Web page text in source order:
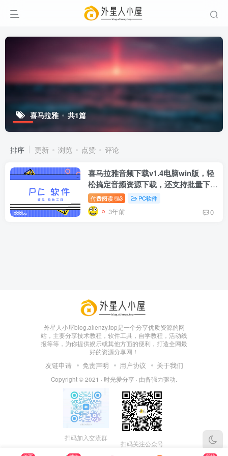
小苹果影视
v1.0.9电视盒
子破解版下
载，继续免费
白嫖直播和点
付费阅读 3 盒子应用
3年前 2
梅林iptv+5.2.0
电视直播软件
下载，啥频道
分类都有哦！
密码24680！
付费阅读 3 盒子应用
3年前 1
ITV源3/12
喜马拉雅 共1篇
排序 更新 浏览 点赞 评论
喜马拉雅音频下载v1.4电脑win版，轻
松搞定音频资源下载，还支持批量下
载！
付费阅读 3 PC软件
3年前 0
外星人小屋blog.alienzy.top是一个分享优质资源的网
站，主要分享技术教程，软件工具，自学教程，活动线
报等等，为你提供娱乐或其他方面的便利，打造全网最
好的资源分享网！
友链申请 免责声明 用户协议 关于我们
Copyright © 2021 · 时光爱分享 · 由备强力驱动.
扫码加入交流群
扫码关注公众号